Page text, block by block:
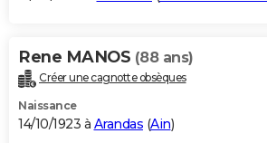
Rene MANOS (88 ans)
Créer une cagnotte obsèques
Naissance
14/10/1923 à Arandas (Ain)